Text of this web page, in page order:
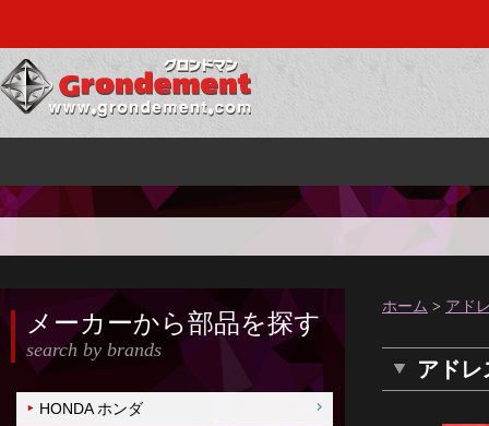
メーカーから部品を探す
search by brands
HONDA ホンダ
ホーム > アド
アドレ